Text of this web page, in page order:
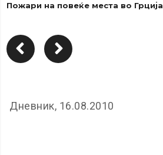
Пожари на повеќе места во Грција
Дневник, 16.08.2010